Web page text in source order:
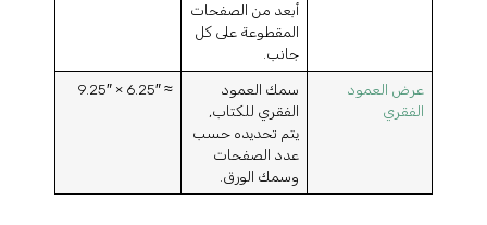
أبعد من الصفحات
المقطوعة على كل
جانب.
عرض العمود
الفقري
سمك العمود
الفقري للكتاب,
يتم تحديده حسب
عدد الصفحات
وسمك الورق.